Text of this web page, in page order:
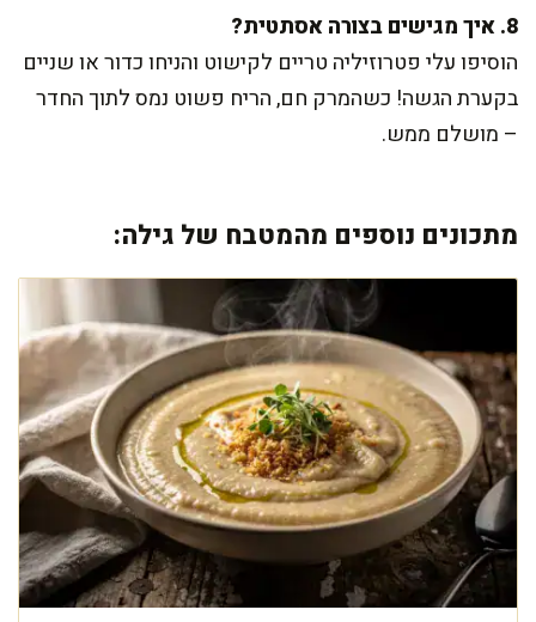
8. איך מגישים בצורה אסתטית?
הוסיפו עלי פטרוזיליה טריים לקישוט והניחו כדור או שניים
בקערת הגשה! כשהמרק חם, הריח פשוט נמס לתוך החדר
– מושלם ממש.
מתכונים נוספים מהמטבח של גילה: